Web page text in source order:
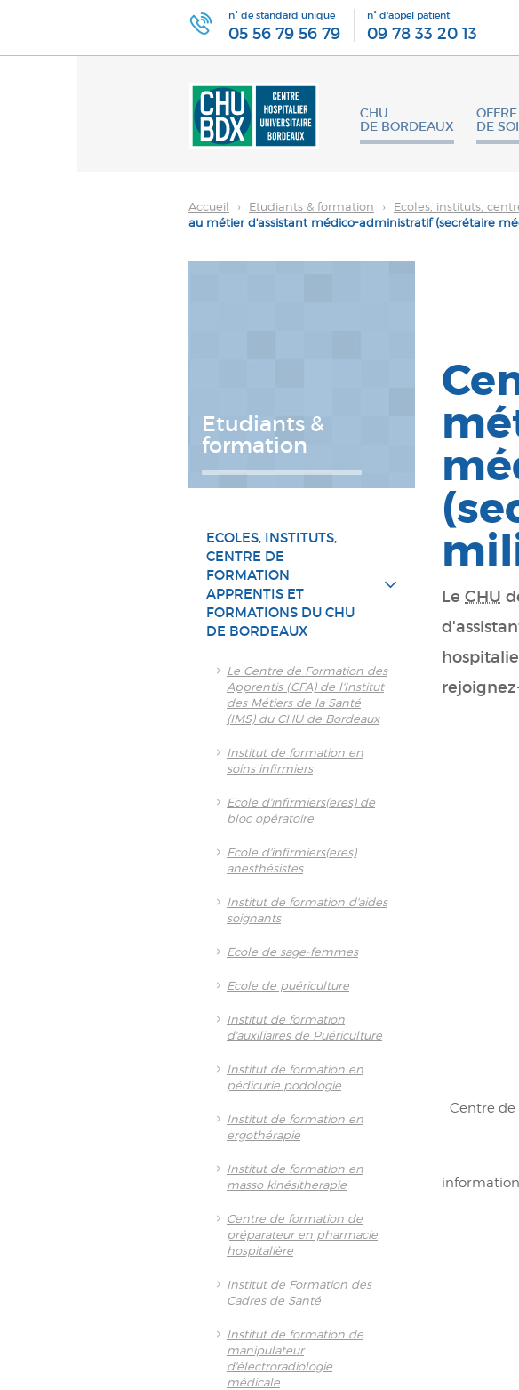
n° de standard unique
05 56 79 56 79
n° d'appel patient
09 78 33 20 13
CHU
DE BORDEAUX
OFFRE
DE
Accueil › Etudiants & formation › Ecoles, instituts,
au métier d'assistant médico-administratif (secrétaire
Etudiants &
formation
ECOLES, INSTITUTS,
CENTRE DE
FORMATION
APPRENTIS ET
FORMATIONS DU CHU
DE BORDEAUX
Le Centre de Formation des
Apprentis (CFA) de l'Institut
des Métiers de la Santé
(IMS) du CHU de Bordeaux
Institut de formation en
soins infirmiers
Ecole d'infirmiers(eres) de
bloc opératoire
Ecole d'infirmiers(eres)
anesthésistes
Institut de formation d'aides
soignants
Ecole de sage-femmes
Ecole de puériculture
Institut de formation
d'auxiliaires de Puériculture
Institut de formation en
pédicurie podologie
Institut de formation en
ergothérapie
Institut de formation en
masso kinésitherapie
Centre de formation de
préparateur en pharmacie
hospitalière
Institut de Formation des
Cadres de Santé
Institut de formation de
manipulateur
d'électroradiologie
médicale
Le CHU
Centre